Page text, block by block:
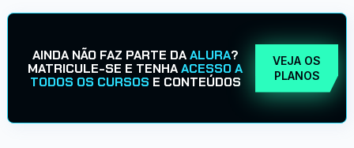
AINDA NÃO FAZ PARTE DAALURA?
MATRICULE-SE E TENHAACESSO A
TODOS OS CURSOS E CONTEÚDOS
VEJA OS
PLANOS